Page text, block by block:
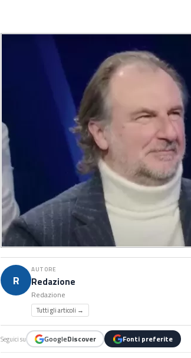
R
AUTORE
Redazione
Redazione
Tutti gli articoli →
Seguici su GoogleDiscover Fonti preferite